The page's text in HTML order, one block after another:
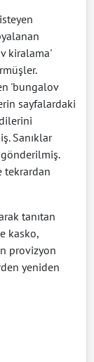
kiralama'
'bungalov
sayfalardaki
Sanıklar
tekrardan
tanıtan
kasko,
provizyon
yeniden